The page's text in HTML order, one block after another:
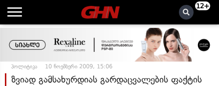
12+
პოლიტიკა 10 ნოემბერი 2009, 15:06
ზვიად გამსახურდიას გარდაცვალების ფაქტის